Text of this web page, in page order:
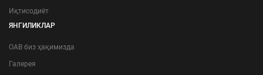
Иқтисодиёт
ЯНГИЛИКЛАР
ОАВ биз ҳақимизда
Галерея